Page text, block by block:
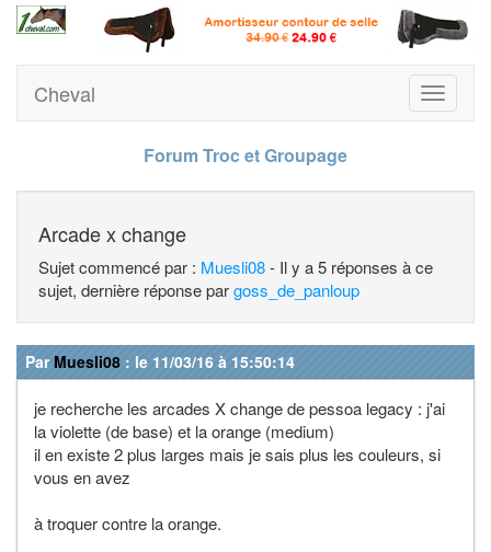
Toggle
Cheval
Forum Troc et Groupage
Arcade x change
Sujet commencé par : Muesli08- Il y a 5 réponses à ce
sujet, dernière réponse pargoss_de_panloup
Par Muesli08 : le 11/03/16 à 15:50:14
je recherche les arcades X change de pessoa legacy : j'ai
la violette (de base) et la orange (medium)
il en existe 2 plus larges mais je sais plus les couleurs, si
vous en avez
à troquer contre la orange.